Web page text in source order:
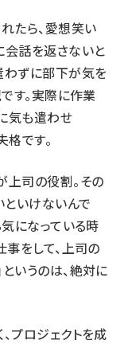
たら、愛想笑い
会話を返さないと
わずに部下が気を
す。実際に作業
気も遣わせ
です。
司の役割。その
いけないんで
になっている時
事をして、上司の
いうのは、絶対に
プロジェクトを成